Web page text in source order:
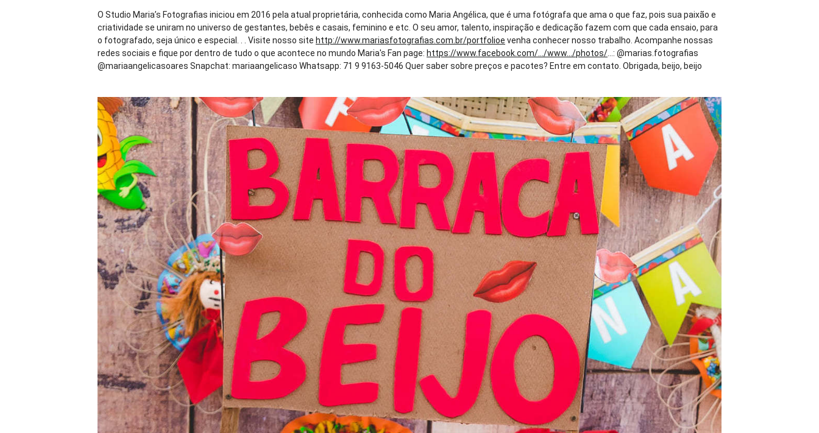
O Studio Maria’s Fotografias iniciou em 2016 pela atual proprietária, conhecida como Maria Angélica, que é uma fotógrafa que ama o que faz, pois sua paixão e
criatividade se uniram no universo de gestantes, bebês e casais, feminino e etc. O seu amor, talento, inspiração e dedicação fazem com que cada ensaio, para
o fotografado, seja único e especial. . . Visite nosso site http://www.mariasfotografias.com.br/portfolioe venha conhecer nosso trabalho. Acompanhe nossas
redes sociais e fique por dentro de tudo o que acontece no mundo Maria's Fan page: https://www.facebook.com/.../www.../photos/ ...: @marias.fotografias
@mariaangelicasoares Snapchat: mariaangelicaso Whatsapp: 71 9 9163-5046 Quer saber sobre preços e pacotes? Entre em contato. Obrigada, beijo, beijo